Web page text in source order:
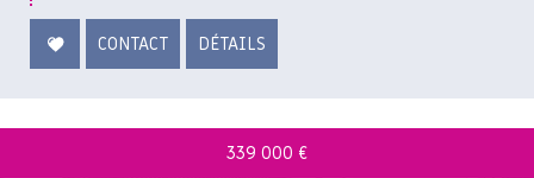
CONTACT DÉTAILS
339 000 €